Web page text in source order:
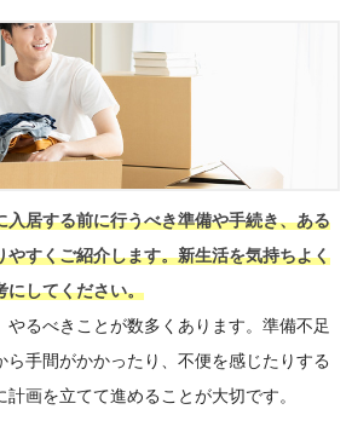
入居する前に行うべき準備や手続き、ある
やすくご紹介します。新生活を気持ちよく
にしてください。
やるべきことが数多くあります。準備不足
ら手間がかかったり、不便を感じたりする
画を立てて進めることが大切です。